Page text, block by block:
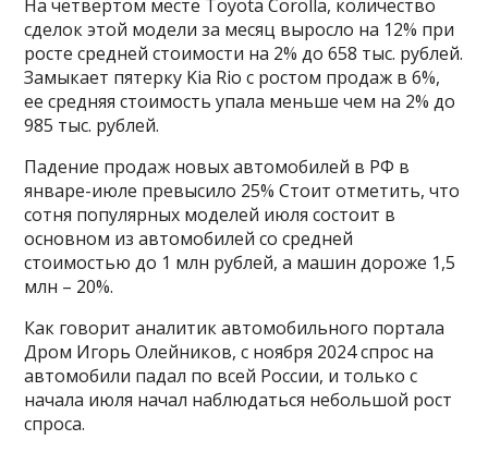
На четвертом месте Toyota Corolla, количество
сделок этой модели за месяц выросло на 12% при
росте средней стоимости на 2% до 658 тыс. рублей.
Замыкает пятерку Kia Rio с ростом продаж в 6%,
ее средняя стоимость упала меньше чем на 2% до
985 тыс. рублей.
Падение продаж новых автомобилей в РФ в
январе-июле превысило 25% Стоит отметить, что
сотня популярных моделей июля состоит в
основном из автомобилей со средней
стоимостью до 1 млн рублей, а машин дороже 1,5
млн – 20%.
Как говорит аналитик автомобильного портала
Дром Игорь Олейников, с ноября 2024 спрос на
автомобили падал по всей России, и только с
начала июля начал наблюдаться небольшой рост
спроса.